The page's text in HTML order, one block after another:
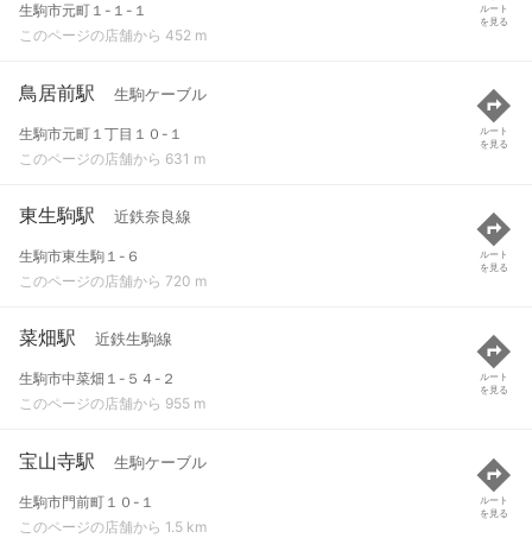
生駒市元町１-１-１
このページの店舗から 452 m
ルート
を見る
鳥居前駅 生駒ケーブル
生駒市元町１丁目１０-１
このページの店舗から 631 m
ルート
を見る
東生駒駅 近鉄奈良線
生駒市東生駒１-６
このページの店舗から 720 m
ルート
を見る
菜畑駅 近鉄生駒線
生駒市中菜畑１-５４-２
このページの店舗から 955 m
ルート
を見る
宝山寺駅 生駒ケーブル
生駒市門前町１０-１
このページの店舗から 1.5 km
ルート
を見る